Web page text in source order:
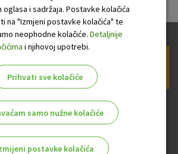
OTP banke
i sadržaja. Postavke kolačića
na "Izmjeni postavke kolačića" te
neophodne kolačiće. Detaljnije
i njihovoj upotrebi.
Prihvati sve kolačiće
samo nužne kolačiće
postavke kolačića